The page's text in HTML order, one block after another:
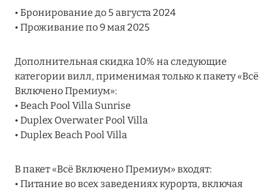
LA CARTE PREMIUM ПО ОТЕЛЮ WALDORF
ASTORIA MALDIVES ITHAAFUSHI, МАЛЬДИВЫ
12 ноября 2025
MANDARIN ORIENTAL JUMEIRA — SUITE
NOVEMBER
Подробнее
13 мая 2025
• Бронирование до 5 августа 2024
• Проживание по 9 мая 2025
Дополнительная скидка 10% на следующие
категории вилл, применимая только к пакету «Всё
Включено Премиум»:
• Beach Pool Villa Sunrise
• Duplex Overwater Pool Villa
• Duplex Beach Pool Villa
В пакет «Всё Включено Премиум» входят:
• Питание во всех заведениях курорта, включая